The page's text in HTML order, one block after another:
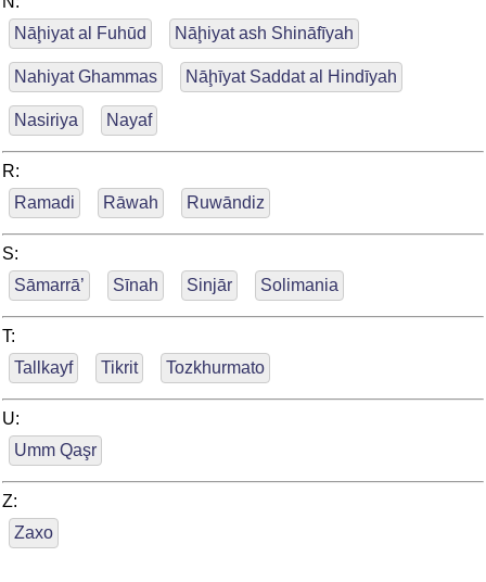
Nāḩiyat al Fuhūd
Nāḩiyat ash Shināfīyah
Nahiyat Ghammas Nāḩīyat Saddat al Hindīyah
Nasiriya Nayaf
R:
Ramadi
Rāwah Ruwāndiz
S:
Sāmarrā’
Sīnah Sinjār Solimania
T:
Tallkayf
Tikrit Tozkhurmato
U:
Umm Qaşr
Z:
Zaxo